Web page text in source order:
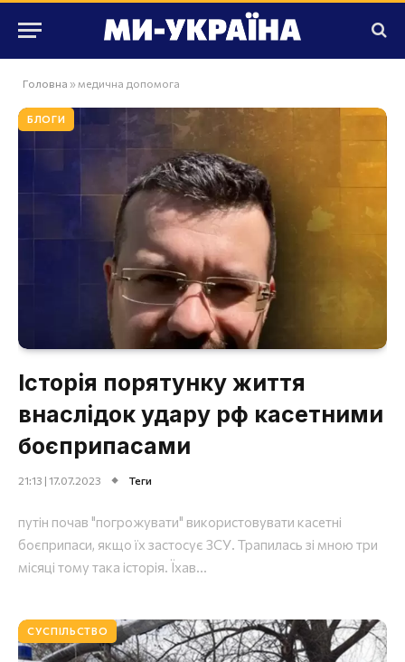
Головна » медична допомога
БЛОГИ
Історія порятунку життя
внаслідок удару рф касетними
боєприпасами
21:13 | 17.07.2023 Теги
путін почав "погрожувати" використовувати касетні
боєприпаси, якщо їх застосує ЗСУ. Трапилась зі мною три
місяці тому така історія. Їхав...
СУСПІЛЬСТВО